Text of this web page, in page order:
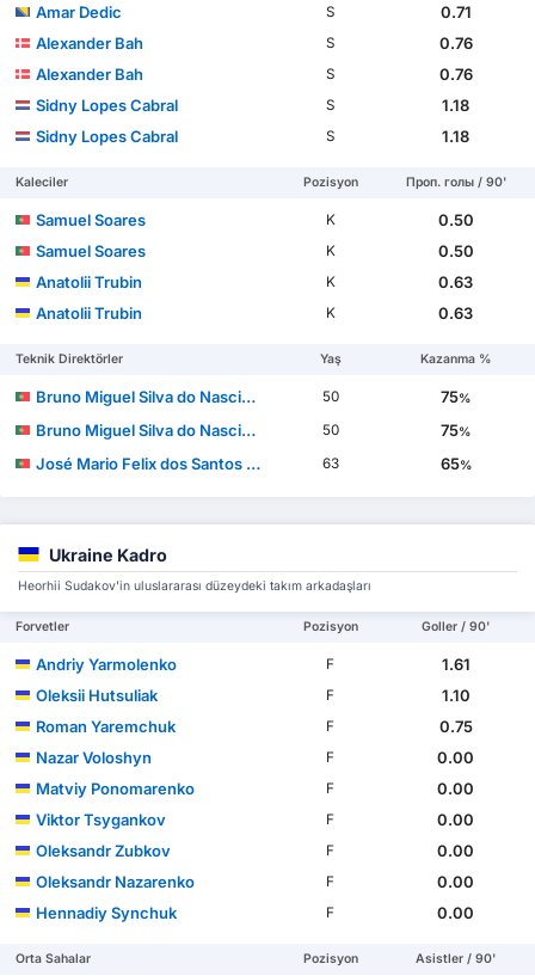
Amar Dedic
S
0.71
Alexander Bah
S
0.76
Alexander Bah
S
0.76
Sidny Lopes Cabral
S
1.18
Sidny Lopes Cabral
S 1.18
Kaleciler Pozisyon Проп. голы / 90'
Samuel Soares K
0.50
Samuel Soares
K
0.50
Anatolii Trubin
K
0.63
Anatolii Trubin
K 0.63
Teknik Direktörler Yaş Kazanma %
Bruno Miguel Silva do Nascimento 50 75%
Bruno Miguel Silva do Nascimento 50 75%
José Mario Felix dos Santos Mourinho 63 65%
Ukraine Kadro
Heorhii Sudakov'in uluslararası düzeydeki takım arkadaşları
Forvetler Pozisyon Goller / 90'
Andriy Yarmolenko F
1.61
Oleksii Hutsuliak
F
1.10
Roman Yaremchuk
F
0.75
Nazar Voloshyn
F
0.00
Matviy Ponomarenko
F
0.00
Viktor Tsygankov
F
0.00
Oleksandr Zubkov
F
0.00
Oleksandr Nazarenko
F
0.00
Hennadiy Synchuk
F 0.00
Orta Sahalar Pozisyon Asistler / 90'